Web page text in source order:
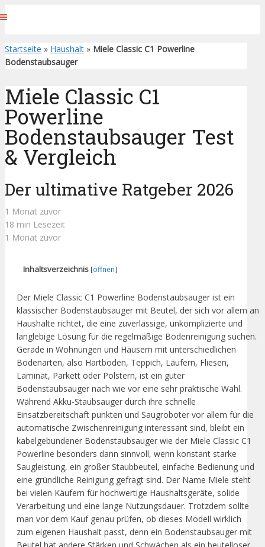
Startseite » Haushalt » Miele Classic C1 Powerline
Bodenstaubsauger
Miele Classic C1
Powerline
Bodenstaubsauger Test
& Vergleich
Der ultimative Ratgeber 2026
1 Monat zuvor
18 min Lesezeit
1 Monat zuvor
Inhaltsverzeichnis [öffnen]
Der Miele Classic C1 Powerline Bodenstaubsauger ist ein
klassischer Bodenstaubsauger mit Beutel, der sich vor allem an
Haushalte richtet, die eine zuverlässige, unkomplizierte und
langlebige Lösung für die regelmäßige Bodenreinigung suchen.
Gerade in Wohnungen und Häusern mit unterschiedlichen
Bodenarten, also Hartboden, Teppich, Läufern, Fliesen,
Laminat, Parkett oder Polstern, ist ein guter
Bodenstaubsauger nach wie vor eine sehr praktische Wahl.
Während Akku-Staubsauger durch ihre schnelle
Einsatzbereitschaft punkten und Saugroboter vor allem für die
automatische Zwischenreinigung interessant sind, bleibt ein
kabelgebundener Bodenstaubsauger wie der Miele Classic C1
Powerline besonders dann sinnvoll, wenn konstant starke
Saugleistung, ein großer Staubbeutel, einfache Bedienung und
eine gründliche Reinigung gefragt sind. Der Name Miele steht
bei vielen Käufern für hochwertige Haushaltsgeräte, solide
Verarbeitung und eine lange Nutzungsdauer. Trotzdem sollte
man vor dem Kauf genau prüfen, ob dieses Modell wirklich
zum eigenen Haushalt passt, denn ein Bodenstaubsauger mit